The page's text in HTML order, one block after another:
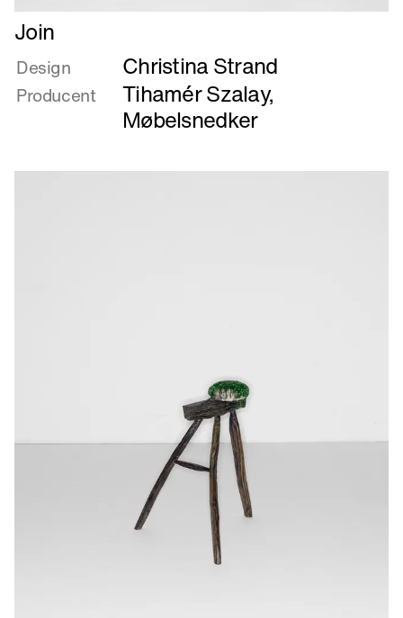
Læs
mere
om
Join
Join
Design Christina Strand
Producent
Tihamér Szalay,
Møbelsnedker